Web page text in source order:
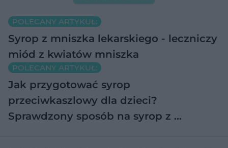
POLECANY ARTYKUŁ:
Syrop z mniszka lekarskiego - leczniczy
miód z kwiatów mniszka
POLECANY ARTYKUŁ:
Jak przygotować syrop
przeciwkaszlowy dla dzieci?
Sprawdzony sposób na syrop z …